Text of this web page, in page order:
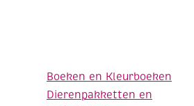
Boeken en Kleurboeken
Dierenpakketten en